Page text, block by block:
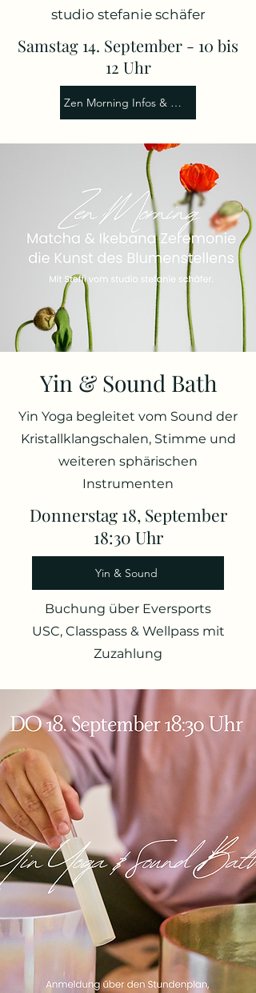
studio stefanie schäfer
Samstag 14. September - 10 bis
12 Uhr
Zen Morning Infos & Anmeldung
Yin & Sound Bath
Yin Yoga begleitet vom Sound der
Kristallklangschalen, Stimme und
weiteren sphärischen
Instrumenten
Donnerstag 18, September
18:30 Uhr
Yin & Sound
Buchung über Eversports
USC, Classpass & Wellpass mit
Zuzahlung